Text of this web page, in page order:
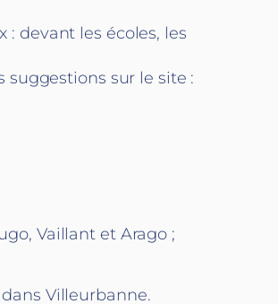
devant les écoles, les
sur le site :
Vaillant et Arago ;
Villeurbanne.